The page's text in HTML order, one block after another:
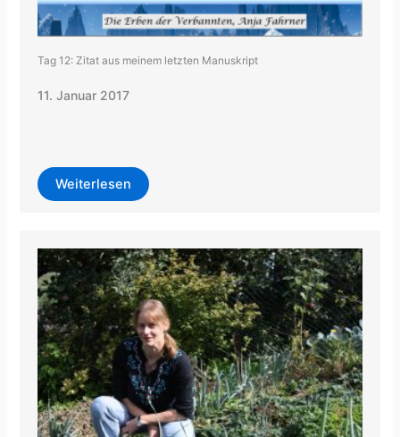
Tag 12: Zitat aus meinem letzten Manuskript
11. Januar 2017
Weiterlesen